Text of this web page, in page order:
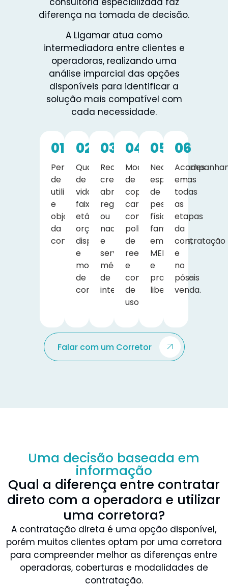
diferença na tomada de decisão.
A Ligamar atua como
intermediadora entre clientes e
operadoras, realizando uma
análise imparcial das opções
disponíveis para identificar a
solução mais compatível com
cada necessidade.
01
Perfil
de
utilização
e
objetivos
da
contratação.
02
Quantidade
de
vidas,
faixa
etária,
orçamento
disponível
e
modalidade
de
contratação.
03
Rede
credenciada,
abrangência
regional
ou
nacional
e
serviços
médicos
de
interesse.
04
Modelo
de
coparticipação,
carências
contratuais,
política
de
reembolso
e
condições
de
uso.
05
Necessidades
específicas
de
pessoas
físicas,
famílias,
empresas,
MEIs
e
profissionais
liberais.
06
em
todas
as
etapas
da
contratação
e
no
pós-
venda.
Falar com um Corretor
Uma decisão baseada em
informação
Qual a diferença entre contratar
direto com a operadora e utilizar
uma corretora?
A contratação direta é uma opção disponível,
porém muitos clientes optam por uma corretora
para compreender melhor as diferenças entre
operadoras, coberturas e modalidades de
contratação.